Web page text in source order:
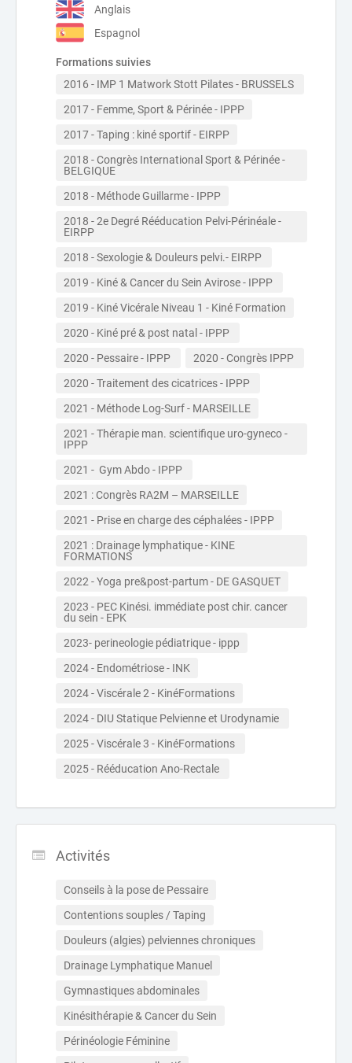
Anglais
Espagnol
Formations suivies
2016 - IMP 1 Matwork Stott Pilates - BRUSSELS
2017 - Femme, Sport & Périnée - IPPP
2017 - Taping : kiné sportif - EIRPP
2018 - Congrès International Sport & Périnée -
BELGIQUE
2018 - Méthode Guillarme - IPPP
2018 - 2e Degré Rééducation Pelvi-Périnéale -
EIRPP
2018 - Sexologie & Douleurs pelvi.- EIRPP
2019 - Kiné & Cancer du Sein Avirose - IPPP
2019 - Kiné Vicérale Niveau 1 - Kiné Formation
2020 - Kiné pré & post natal - IPPP
2020 - Pessaire - IPPP
2020 - Congrès IPPP
2020 - Traitement des cicatrices - IPPP
2021 - Méthode Log-Surf - MARSEILLE
2021 - Thérapie man. scientifique uro-gyneco -
IPPP
2021 -  Gym Abdo - IPPP
2021 : Congrès RA2M – MARSEILLE
2021 - Prise en charge des céphalées - IPPP
2021 : Drainage lymphatique - KINE
FORMATIONS
2022 - Yoga pre&post-partum - DE GASQUET
2023 - PEC Kinési. immédiate post chir. cancer
du sein - EPK
2023- perineologie pédiatrique - ippp
2024 - Endométriose - INK
2024 - Viscérale 2 - KinéFormations
2024 - DIU Statique Pelvienne et Urodynamie
2025 - Viscérale 3 - KinéFormations
2025 - Rééducation Ano-Rectale
Activités
Conseils à la pose de Pessaire
Contentions souples / Taping
Douleurs (algies) pelviennes chroniques
Drainage Lymphatique Manuel
Gymnastiques abdominales
Kinésithérapie & Cancer du Sein
Périnéologie Féminine